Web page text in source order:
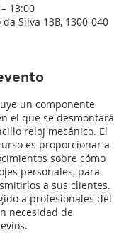
13:00
Silva 13B, 1300-040
un componente
el que se desmontará
reloj mecánico. El
es proporcionar a
sobre cómo
personales, para
a sus clientes.
a profesionales del
necesidad de